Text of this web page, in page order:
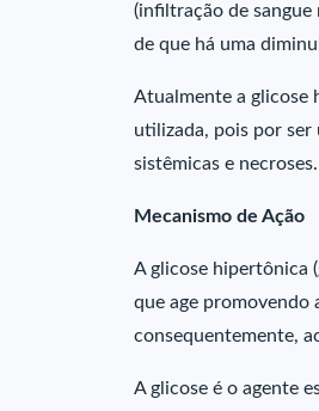
(infiltração de sangue
de que há uma
Atualmente a glicose
utilizada, pois por ser
sistêmicas e necroses.
Mecanismo de Ação
A glicose hipertônica
que age promovendo
consequentemente,
A glicose é o agente